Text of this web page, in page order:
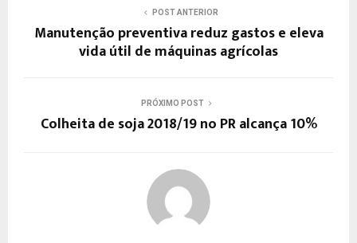
POST ANTERIOR
Manutenção preventiva reduz gastos e eleva
vida útil de máquinas agrícolas
PRÓXIMO POST
Colheita de soja 2018/19 no PR alcança 10%